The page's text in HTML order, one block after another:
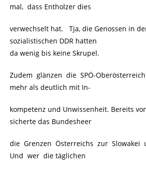
mal, dass Entholzer dies
verwechselt hat. Tja, die Genossen in
sozialistischen DDR hatten
da wenig bis keine Skrupel.
Zudem glänzen die SPÖ-
mehr als deutlich mit In-
kompetenz und Unwissenheit. Bereits
sicherte das Bundesheer
die Grenzen Österreichs zur Slowakei
Und wer die täglichen